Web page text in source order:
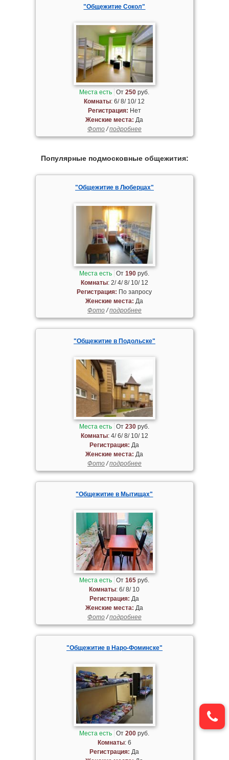
"Общежитие Сокол"
Места есть От250 руб.
Комнаты: 6/ 8/ 10/ 12
Регистрация: Нет
Женские места: Да
Фото/подробнее
Популярные подмосковные общежития:
"Общежитие в Люберцах"
Места есть От190 руб.
Комнаты: 2/ 4/ 8/ 10/ 12
Регистрация: По запросу
Женские места: Да
Фото/подробнее
"Общежитие в Подольске"
Места есть От230 руб.
Комнаты: 4/ 6/ 8/ 10/ 12
Регистрация: Да
Женские места: Да
Фото/подробнее
"Общежитие в Мытищах"
Места есть От165 руб.
Комнаты: 6/ 8/ 10
Регистрация: Да
Женские места: Да
Фото/подробнее
"Общежитие в Наро-Фоминске"
Места есть От200 руб.
Комнаты: 6
Регистрация: Да